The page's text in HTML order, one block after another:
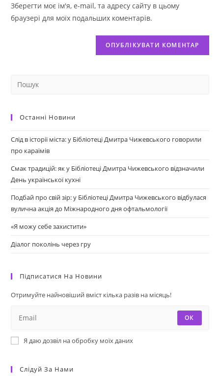
Зберегти моє ім'я, e-mail, та адресу сайту в цьому
браузері для моїх подальших коментарів.
Останні Новини
Слід в історії міста: у Бібліотеці Дмитра Чижевського говорили
про караїмів
Смак традицій: як у Бібліотеці Дмитра Чижевського відзначили
День української кухні
Подбай про свій зір: у Бібліотеці Дмитра Чижевського відбулася
вулична акція до Міжнародного дня офтальмології
«Я можу себе захистити»
Діалог поколінь через гру
Підписатися На Новини
Отримуйте найновіший вміст кілька разів на місяць!
ОК
Я даю дозвіл на обробку моїх даних
Слідуй За Нами